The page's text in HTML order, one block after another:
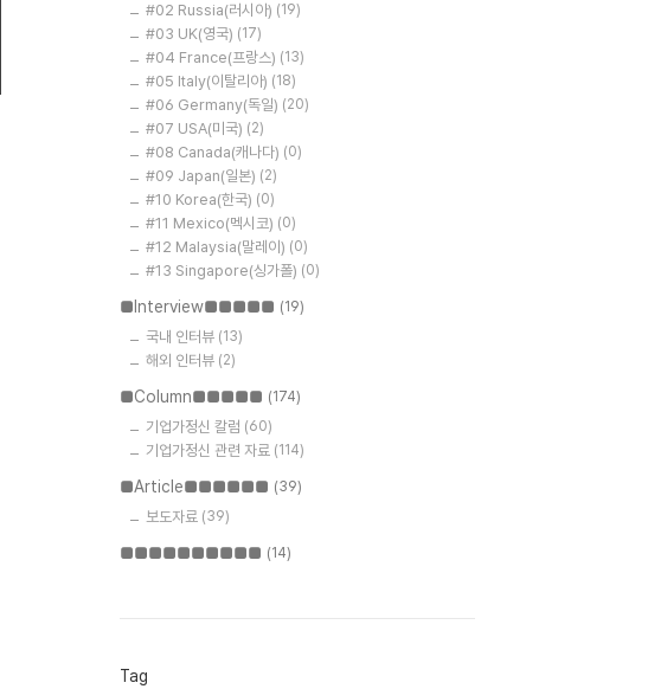
#02 Russia(러시아) (19)
#03 UK(영국) (17)
#04 France(프랑스) (13)
#05 Italy(이탈리아) (18)
#06 Germany(독일) (20)
#07 USA(미국) (2)
#08 Canada(캐나다) (0)
#09 Japan(일본) (2)
#10 Korea(한국) (0)
#11 Mexico(멕시코) (0)
#12 Malaysia(말레이) (0)
#13 Singapore(싱가폴) (0)
■Interview■■■■■ (19)
국내 인터뷰 (13)
해외 인터뷰 (2)
■Column■■■■■ (174)
기업가정신 칼럼 (60)
기업가정신 관련 자료 (114)
■Article■■■■■■ (39)
보도자료 (39)
■■■■■■■■■■ (14)
Tag